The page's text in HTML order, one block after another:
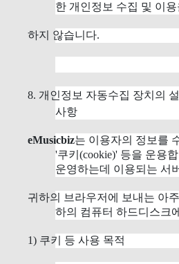
한 개인정보 수집 및 이용
하지 않습니다.
8. 개인정보 자동수집 장치의
사항
eMusicbiz는 이용자의 정보를
'쿠키(cookie)' 등을 운용
운영하는데 이용되는 서
귀하의 브라우저에 보내는 아
하의 컴퓨터 하드디스크
1) 쿠키 등 사용 목적